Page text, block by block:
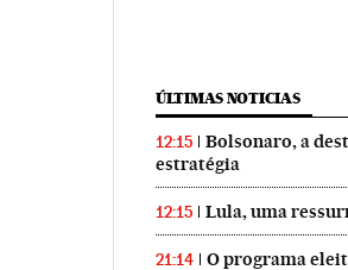
ÚLTIMAS NOTICIAS
12:15
Bolsonaro, a
estratégia
12:15 Lula, uma
21:14
O programa